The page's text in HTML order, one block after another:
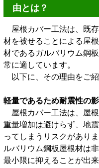
由とは？
屋根カバー工法は、既
材を被せることによる屋
材であるガルバリウム鋼
常に適しています。
以下に、その理由をご紹
軽量であるため耐震性の
屋根カバー工法は、屋根
重量増加は避けらず、地
ってしまうリスクがあり
ルバリウム鋼板屋根材は
最小限に抑えることが出来